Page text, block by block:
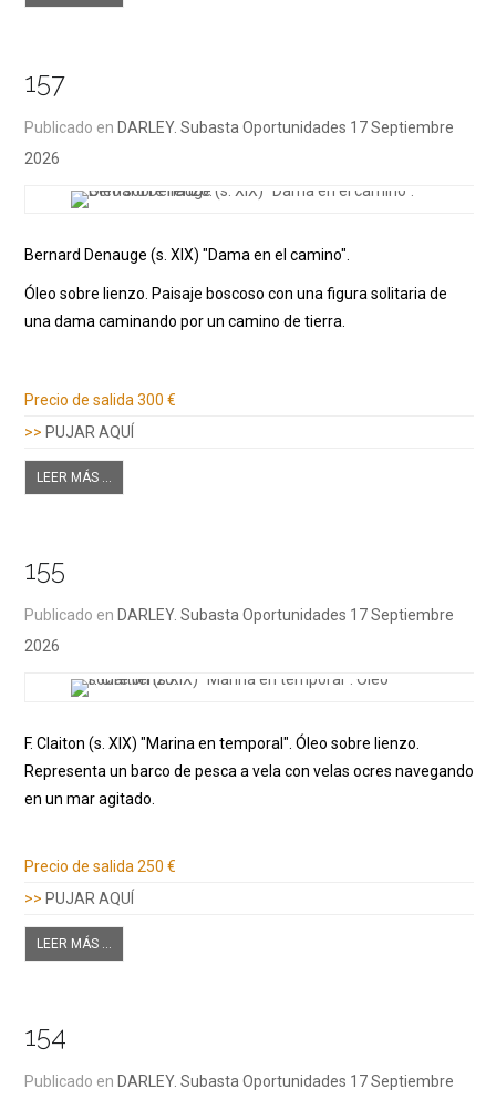
157
Publicado en DARLEY. Subasta Oportunidades 17 Septiembre
2026
Bernard Denauge (s. XIX) "Dama en el camino".
Óleo sobre lienzo. Paisaje boscoso con una figura solitaria de
una dama caminando por un camino de tierra.
Precio de salida300 €
>> PUJAR AQUÍ
LEER MÁS ...
155
Publicado en DARLEY. Subasta Oportunidades 17 Septiembre
2026
F. Claiton (s. XIX) "Marina en temporal". Óleo sobre lienzo.
Representa un barco de pesca a vela con velas ocres navegando
en un mar agitado.
Precio de salida 250 €
>> PUJAR AQUÍ
LEER MÁS ...
154
Publicado en DARLEY. Subasta Oportunidades 17 Septiembre